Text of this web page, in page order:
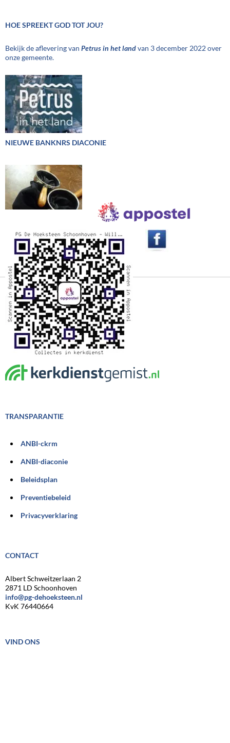
HOE SPREEKT GOD TOT JOU?
Bekijk de aflevering van Petrus in het landvan 3 december 2022 over
onze gemeente.
NIEUWE BANKNRS DIACONIE
TRANSPARANTIE
ANBI-ckrm
ANBI-diaconie
Beleidsplan
Preventiebeleid
Privacyverklaring
CONTACT
Albert Schweitzerlaan 2
2871 LD Schoonhoven
info@pg-dehoeksteen.nl
KvK 76440664
VIND ONS